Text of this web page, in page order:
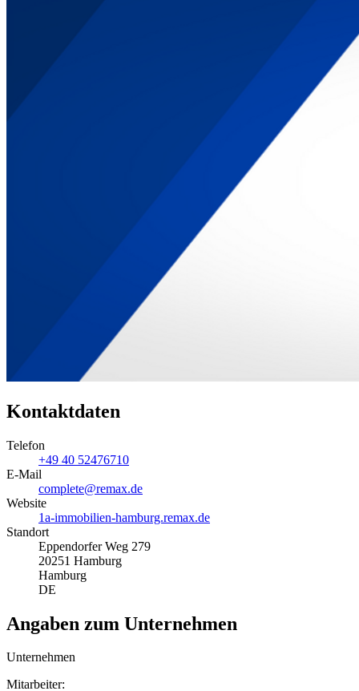
Kontaktdaten
Telefon
+49 40 52476710
E-Mail
complete@remax.de
Website
1a-immobilien-hamburg.remax.de
Standort
Eppendorfer Weg 279
20251 Hamburg
Hamburg
DE
Angaben zum Unternehmen
Unternehmen
Mitarbeiter: